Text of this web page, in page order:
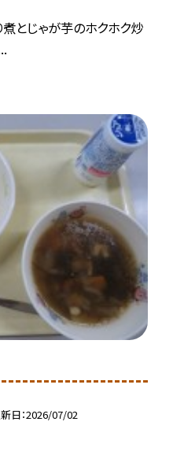
とじゃが芋のホクホク炒
日 2026/07/02